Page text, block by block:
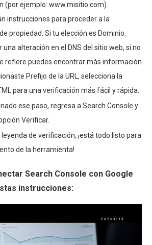
(por ejemplo: www.misitio.com).
instrucciones para proceder a la
propiedad. Si tu elección es Dominio,
una alteración en el DNS del sitio web, si no
refiere puedes encontrar más información
Prefijo de la URL, selecciona la
para una verificación más fácil y rápida.
ese paso, regresa a Search Console y
Verificar.
de verificación, ¡está todo listo para
de la herramienta!
Search Console con Google
instrucciones: